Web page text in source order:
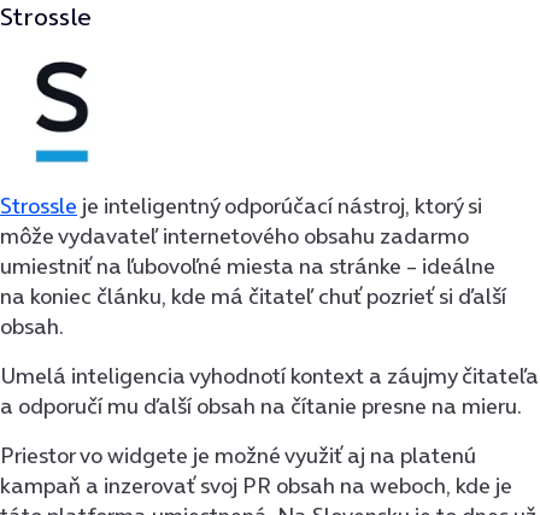
Strossle
Strossle je inteligentný odporúčací nástroj, ktorý si
môže vydavateľ internetového obsahu zadarmo
umiestniť na ľubovoľné miesta na stránke – ideálne
na koniec článku, kde má čitateľ chuť pozrieť si ďalší
obsah.
Umelá inteligencia vyhodnotí kontext a záujmy čitateľa
a odporučí mu ďalší obsah na čítanie presne na mieru.
Priestor vo widgete je možné využiť aj na platenú
kampaň a inzerovať svoj PR obsah na weboch, kde je